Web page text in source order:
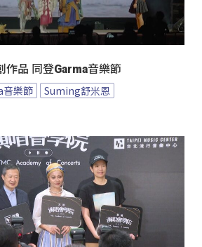
作品 同登Garma音樂節
樂節
Suming舒米恩